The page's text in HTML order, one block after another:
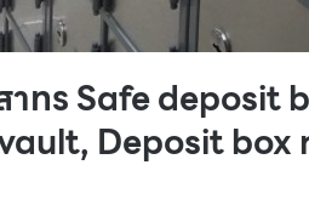
ทร Safe deposit
Deposit box